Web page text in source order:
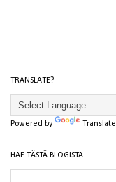
TRANSLATE?
Powered by Translate
HAE TÄSTÄ BLOGISTA